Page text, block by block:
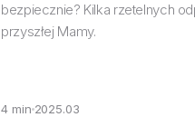
bezpiecznie? Kilka rzetelnych
przyszłej Mamy.
4 min 2025.03